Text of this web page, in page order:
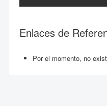
Enlaces de
Por el momento, no